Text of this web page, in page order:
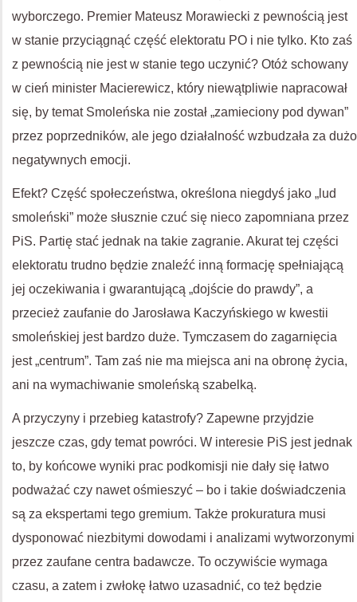
wyborczego. Premier Mateusz Morawiecki z pewnością jest
w stanie przyciągnąć część elektoratu PO i nie tylko. Kto zaś
z pewnością nie jest w stanie tego uczynić? Otóż schowany
w cień minister Macierewicz, który niewątpliwie napracował
się, by temat Smoleńska nie został „zamieciony pod dywan”
przez poprzedników, ale jego działalność wzbudzała za dużo
negatywnych emocji.
Efekt? Część społeczeństwa, określona niegdyś jako „lud
smoleński” może słusznie czuć się nieco zapomniana przez
PiS. Partię stać jednak na takie zagranie. Akurat tej części
elektoratu trudno będzie znaleźć inną formację spełniającą
jej oczekiwania i gwarantującą „dojście do prawdy”, a
przecież zaufanie do Jarosława Kaczyńskiego w kwestii
smoleńskiej jest bardzo duże. Tymczasem do zagarnięcia
jest „centrum”. Tam zaś nie ma miejsca ani na obronę życia,
ani na wymachiwanie smoleńską szabelką.
A przyczyny i przebieg katastrofy? Zapewne przyjdzie
jeszcze czas, gdy temat powróci. W interesie PiS jest jednak
to, by końcowe wyniki prac podkomisji nie dały się łatwo
podważać czy nawet ośmieszyć – bo i takie doświadczenia
są za ekspertami tego gremium. Także prokuratura musi
dysponować niezbitymi dowodami i analizami wytworzonymi
przez zaufane centra badawcze. To oczywiście wymaga
czasu, a zatem i zwłokę łatwo uzasadnić, co też będzie